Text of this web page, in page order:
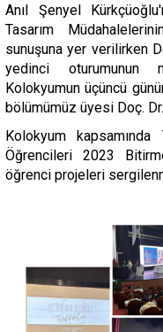
Anıl Şenyel
Tasarım
sunuşuna yer verilirken
yedinci oturumunun
Kolokyumun üçüncü
bölümümüz üyesi Doç.
Kolokyum
Öğrencileri 2023
öğrenci projeleri